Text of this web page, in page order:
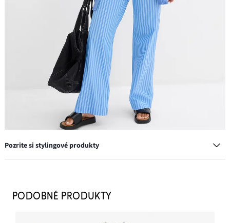
Pozrite si stylingové produkty
15,99 €
PODOBNÉ PRODUKTY